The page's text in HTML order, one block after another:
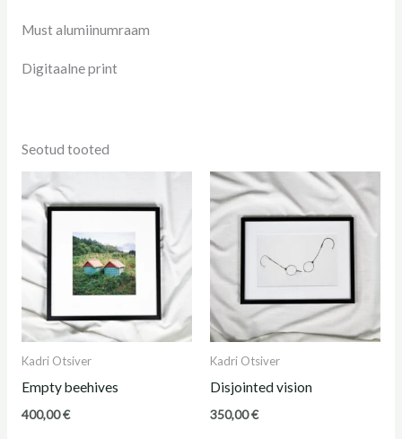
Must alumiinumraam
Digitaalne print
Seotud tooted
Kadri Otsiver
Empty beehives
400,00€
Kadri Otsiver
Disjointed vision
350,00€